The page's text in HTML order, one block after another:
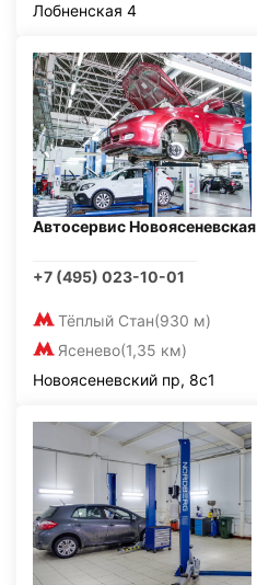
Лобненская 4
Автосервис Новоясеневская
+7 (495) 023-10-01
Тёплый Стан(930 м)
Ясенево(1,35 км)
Новоясеневский пр, 8с1